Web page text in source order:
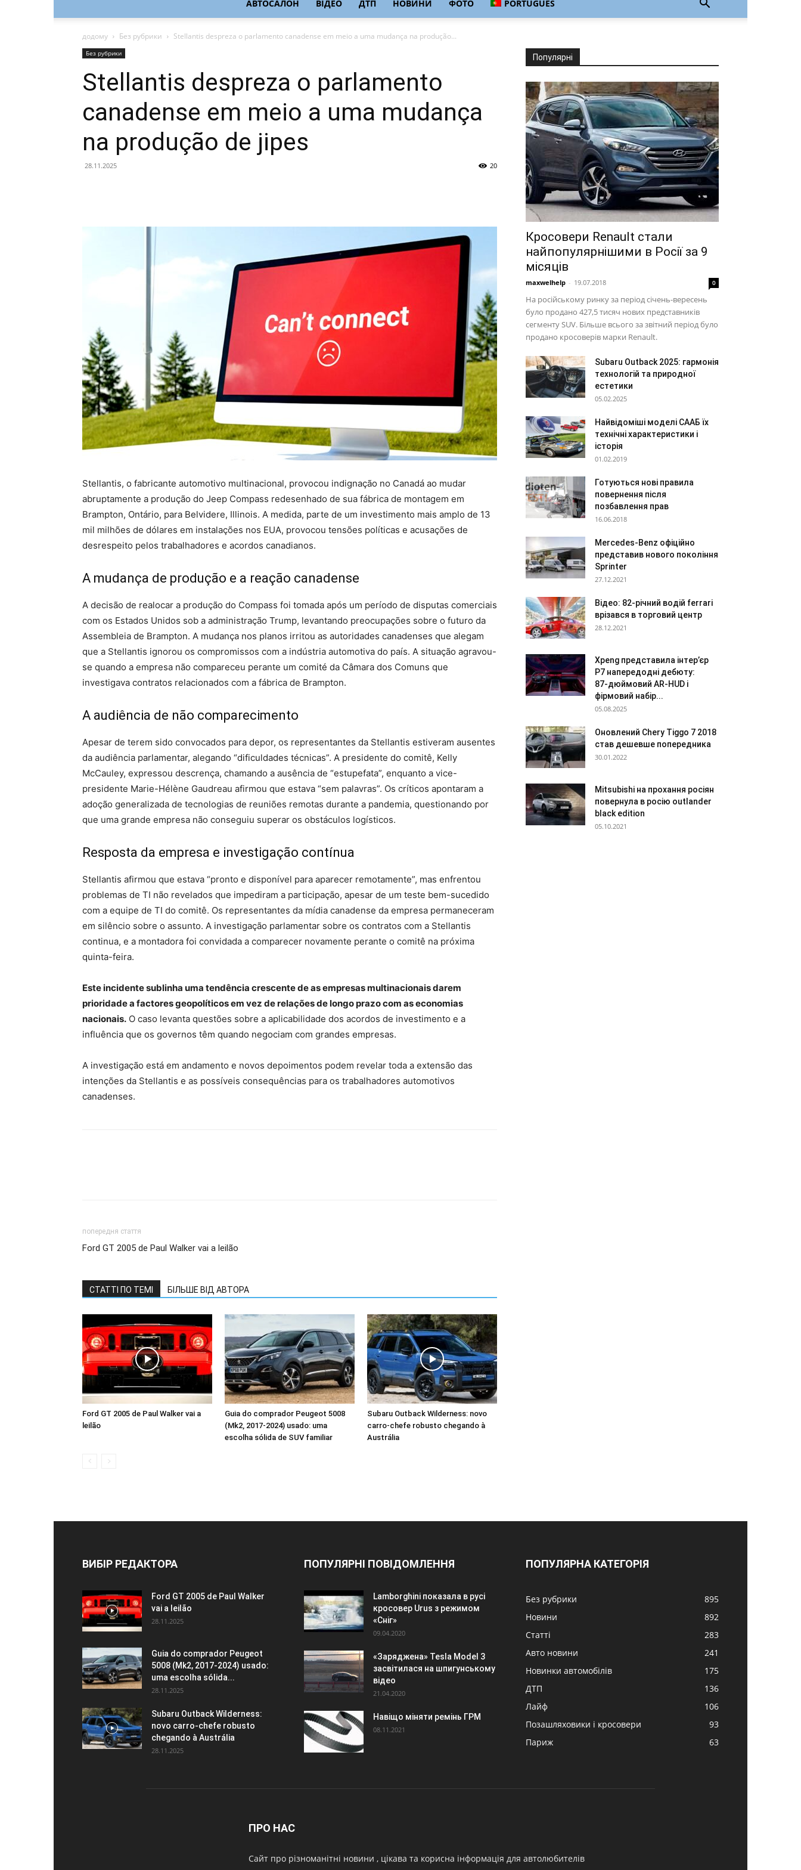
АВТОСАЛОН ВІДЕО ДТП НОВИНИ ФОТО PORTUGUÊS
додому Без рубрики Stellantis despreza o parlamento canadense em meio a uma mudança na produção...
Без рубрики
Stellantis despreza o parlamento
canadense em meio a uma mudança
na produção de jipes
28.11.2025 20
Stellantis, o fabricante automotivo multinacional, provocou indignação no Canadá ao mudar
abruptamente a produção do Jeep Compass redesenhado de sua fábrica de montagem em
Brampton, Ontário, para Belvidere, Illinois. A medida, parte de um investimento mais amplo de 13
mil milhões de dólares em instalações nos EUA, provocou tensões políticas e acusações de
desrespeito pelos trabalhadores e acordos canadianos.
A mudança de produção e a reação canadense
A decisão de realocar a produção do Compass foi tomada após um período de disputas comerciais
com os Estados Unidos sob a administração Trump, levantando preocupações sobre o futuro da
Assembleia de Brampton. A mudança nos planos irritou as autoridades canadenses que alegam
que a Stellantis ignorou os compromissos com a indústria automotiva do país. A situação agravou-
se quando a empresa não compareceu perante um comité da Câmara dos Comuns que
investigava contratos relacionados com a fábrica de Brampton.
A audiência de não comparecimento
Apesar de terem sido convocados para depor, os representantes da Stellantis estiveram ausentes
da audiência parlamentar, alegando “dificuldades técnicas”. A presidente do comitê, Kelly
McCauley, expressou descrença, chamando a ausência de “estupefata”, enquanto a vice-
presidente Marie-Hélène Gaudreau afirmou que estava “sem palavras”. Os críticos apontaram a
adoção generalizada de tecnologias de reuniões remotas durante a pandemia, questionando por
que uma grande empresa não conseguiu superar os obstáculos logísticos.
Resposta da empresa e investigação contínua
Stellantis afirmou que estava “pronto e disponível para aparecer remotamente”, mas enfrentou
problemas de TI não revelados que impediram a participação, apesar de um teste bem-sucedido
com a equipe de TI do comitê. Os representantes da mídia canadense da empresa permaneceram
em silêncio sobre o assunto. A investigação parlamentar sobre os contratos com a Stellantis
continua, e a montadora foi convidada a comparecer novamente perante o comitê na próxima
quinta-feira.
Este incidente sublinha uma tendência crescente de as empresas multinacionais darem
prioridade a factores geopolíticos em vez de relações de longo prazo com as economias
nacionais. O caso levanta questões sobre a aplicabilidade dos acordos de investimento e a
influência que os governos têm quando negociam com grandes empresas.
A investigação está em andamento e novos depoimentos podem revelar toda a extensão das
intenções da Stellantis e as possíveis consequências para os trabalhadores automotivos
canadenses.
попередня стаття
Ford GT 2005 de Paul Walker vai a leilão
СТАТТІ ПО ТЕМІ БІЛЬШЕ ВІД АВТОРА
Ford GT 2005 de Paul Walker vai a
leilão
Guia do comprador Peugeot 5008
(Mk2, 2017-2024) usado: uma
escolha sólida de SUV familiar
Subaru Outback Wilderness: novo
carro-chefe robusto chegando à
Austrália
Популярні
Кросовери Renault стали
найпопулярнішими в Росії за 9
місяців
maxwelhelp - 19.07.2018 0
На російському ринку за період січень-вересень
було продано 427,5 тисяч нових представників
сегменту SUV. Більше всього за звітний період було
продано кросоверів марки Renault.
Subaru Outback 2025: гармонія
технологій та природної
естетики
05.02.2025
Найвідоміші моделі СААБ їх
технічні характеристики і
історія
01.02.2019
Готуються нові правила
повернення після
позбавлення прав
16.06.2018
Mercedes-Benz офіційно
представив нового покоління
Sprinter
27.12.2021
Відео: 82-річний водій ferrari
врізався в торговий центр
28.12.2021
Xpeng представила інтер’єр
P7 напередодні дебюту:
87‑дюймовий AR-HUD і
фірмовий набір...
05.08.2025
Оновлений Chery Tiggo 7 2018
став дешевше попередника
30.01.2022
Mitsubishi на прохання росіян
повернула в росію outlander
black edition
05.10.2021
ВИБІР РЕДАКТОРА
Ford GT 2005 de Paul Walker
vai a leilão
28.11.2025
Guia do comprador Peugeot
5008 (Mk2, 2017-2024) usado:
uma escolha sólida...
28.11.2025
Subaru Outback Wilderness:
novo carro-chefe robusto
chegando à Austrália
28.11.2025
ПОПУЛЯРНІ ПОВІДОМЛЕННЯ
Lamborghini показала в русі
кросовер Urus з режимом
«Сніг»
09.04.2020
«Заряджена» Tesla Model 3
засвітилася на шпигунському
відео
21.04.2020
Навіщо міняти ремінь ГРМ
08.11.2021
ПОПУЛЯРНА КАТЕГОРІЯ
Без рубрики
895
Новини
892
Статті
283
Авто новини
241
Новинки автомобілів
175
ДТП
136
Лайф
106
Позашляховики і кросовери
93
Париж
63
ПРО НАС
Cайт про різноманітні новини , цікава та корисна інформація для автолюбителів